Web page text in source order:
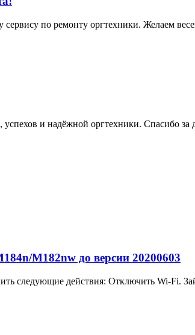
по ремонту оргтехники. Желаем
и надёжной оргтехники. Спасибо
M182nw до версии 20200603
следующие действия: Отключить Wi-Fi.